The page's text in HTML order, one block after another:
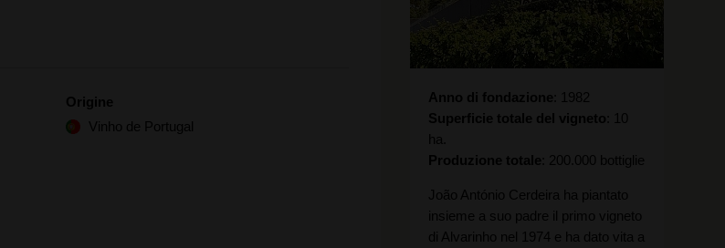
Origine
Vinho de Portugal
Anno di fondazione
1982
Superficie totale del vigneto
10
ha.
Produzione totale
200.000 bottiglie
João António Cerdeira ha piantato
insieme a suo padre il primo vigneto
di Alvarinho nel 1974 e ha dato vita a